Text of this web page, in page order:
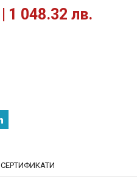
1 048.32 лв.
СЕРТИФИКАТИ